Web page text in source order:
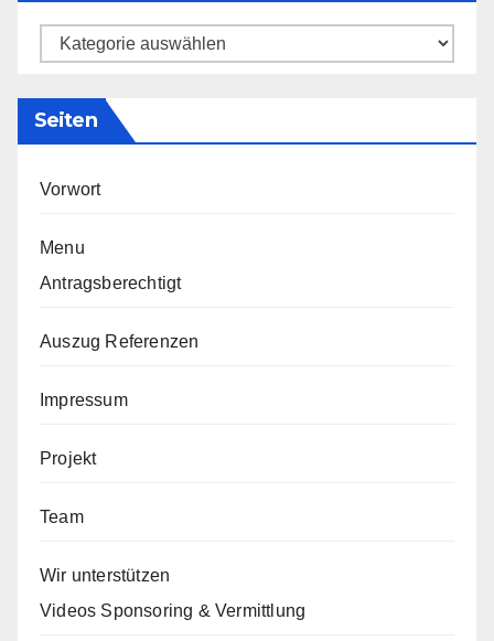
Kategorien
Seiten
Vorwort
Menu
Antragsberechtigt
Auszug Referenzen
Impressum
Projekt
Team
Wir unterstützen
Videos Sponsoring & Vermittlung